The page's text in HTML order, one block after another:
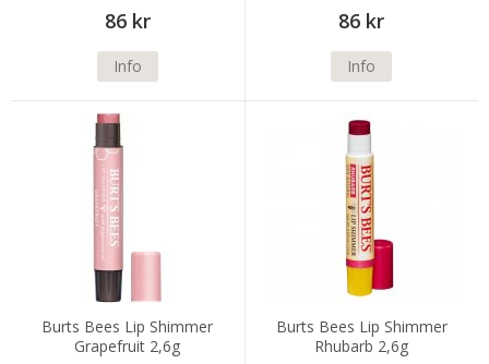
86 kr
Info
86 kr
Info
Burts Bees Lip Shimmer
Grapefruit 2,6g
Burts Bees Lip Shimmer
Rhubarb 2,6g